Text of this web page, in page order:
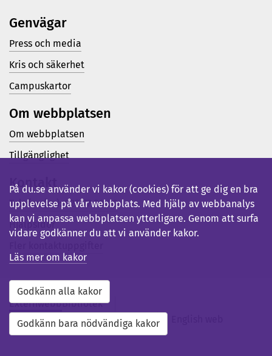
Genvägar
Press och media
Kris och säkerhet
Campuskartor
Om webbplatsen
Om webbplatsen
Tillgänglighet
Kontakt
Telefon (vx): 023-77 80 00
Hjälpsidor
ExternwebbBibliotek
StudentwebbMedarbetarwebb
På du.se använder vi kakor (cookies) för att ge dig en bra
upplevelse på vår webbplats. Med hjälp av webbanalys
kan vi anpassa webbplatsen ytterligare. Genom att surfa
vidare godkänner du att vi använder kakor.
Läs mer om kakor
Godkänn alla kakor
Godkänn bara nödvändiga kakor